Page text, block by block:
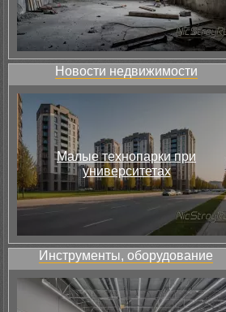
Новости недвижимости
Малые технопарки при
университетах
Инструменты, оборудование